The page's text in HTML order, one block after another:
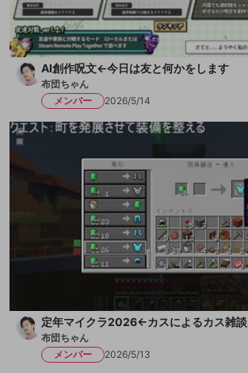
AI創作呪文←今日は友と何かをします
布団ちゃん
メンバー
2026/5/14
定年マイクラ2026←カスによるカス雑談
布団ちゃん
メンバー
2026/5/13